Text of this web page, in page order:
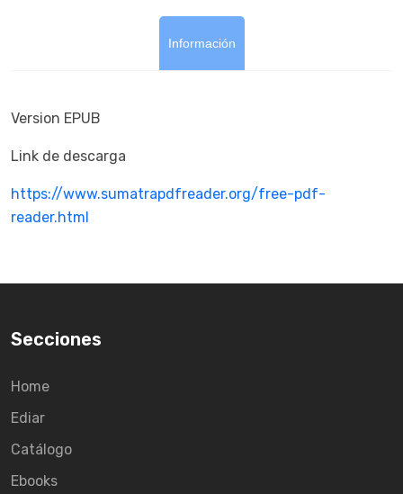
Información
Version EPUB
Link de descarga
https://www.sumatrapdfreader.org/free-pdf-
reader.html
Secciones
Home
Ediar
Catálogo
Ebooks